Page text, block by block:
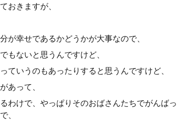
おきますが、
が幸せであるかどうかが大事なので、
もないと思うんですけど、
ていうのもあったりすると思うんですけど、
あって、
わけで、やっぱりそのおばさんたちでがんば
、